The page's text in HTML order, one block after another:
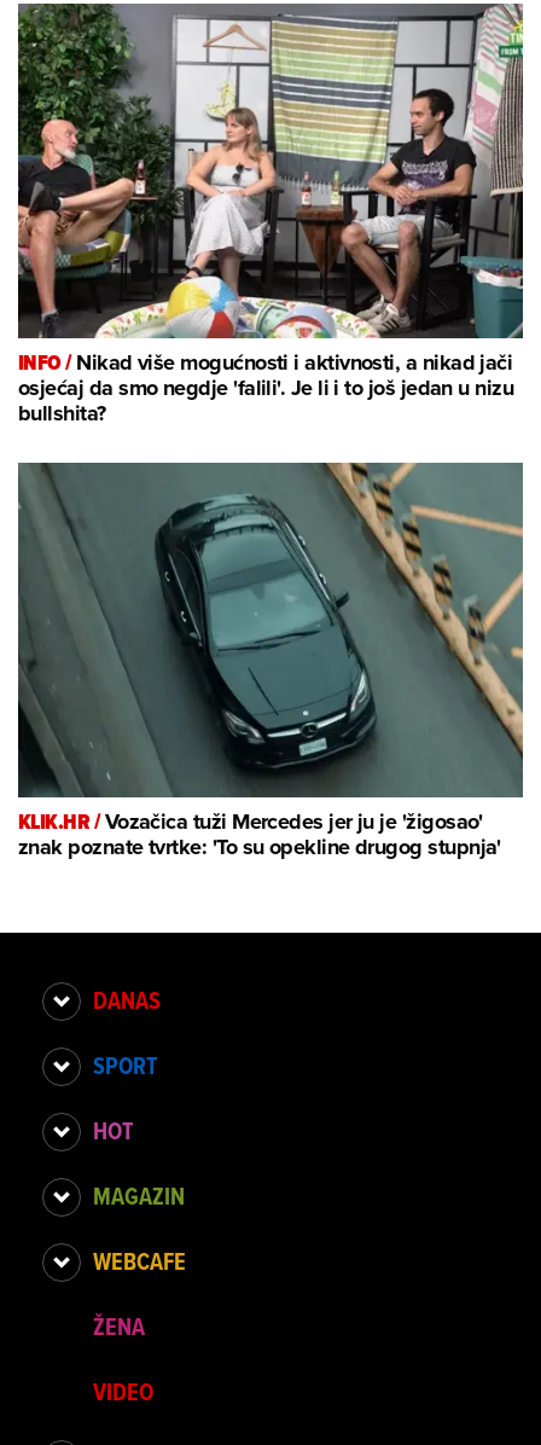
INFO /Nikad više mogućnosti i aktivnosti, a nikad jači
osjećaj da smo negdje 'falili'. Je li i to još jedan u nizu
bullshita?
KLIK.HR /Vozačica tuži Mercedes jer ju je 'žigosao'
znak poznate tvrtke: 'To su opekline drugog stupnja'
DANAS
SPORT
HOT
MAGAZIN
WEBCAFE
ŽENA
VIDEO